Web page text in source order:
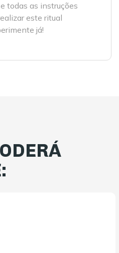
todas as instruções
este ritual
já!